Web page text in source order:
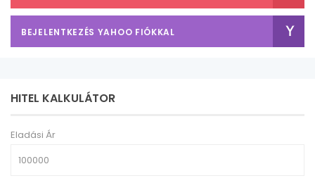
BEJELENTKEZÉS YAHOO FIÓKKAL
HITEL KALKULÁTOR
Eladási Ár